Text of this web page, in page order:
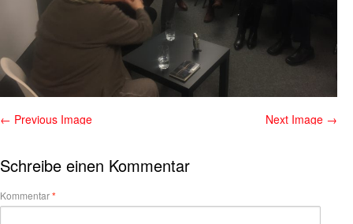
← Previous Image Next Image →
Schreibe einen Kommentar
Kommentar*